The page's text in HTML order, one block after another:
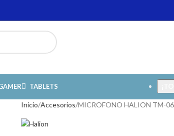
TABLETS
Inicio Accesorios MICROFONO HALION TM-06